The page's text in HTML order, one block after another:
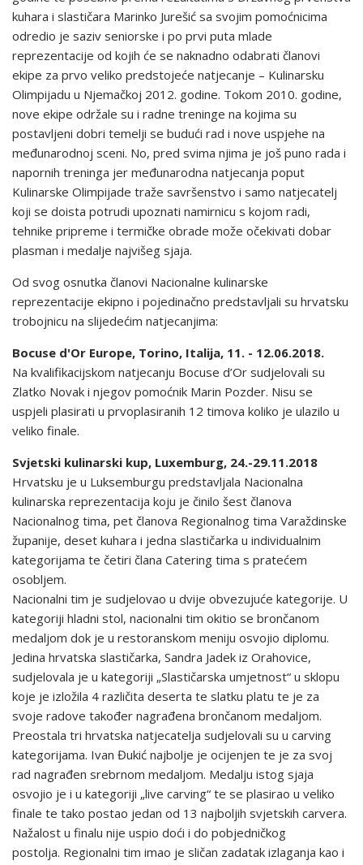
kuhara i slastičara Marinko Jurešić sa svojim pomoćnicima
odredio je saziv seniorske i po prvi puta mlade
reprezentacije od kojih će se naknadno odabrati članovi
ekipe za prvo veliko predstojeće natjecanje – Kulinarsku
Olimpijadu u Njemačkoj 2012. godine. Tokom 2010. godine,
nove ekipe održale su i radne treninge na kojima su
postavljeni dobri temelji se budući rad i nove uspjehe na
međunarodnoj sceni. No, pred svima njima je još puno rada i
napornih treninga jer međunarodna natjecanja poput
Kulinarske Olimpijade traže savršenstvo i samo natjecatelj
koji se doista potrudi upoznati namirnicu s kojom radi,
tehnike pripreme i termičke obrade može očekivati dobar
plasman i medalje najvišeg sjaja.
Od svog osnutka članovi Nacionalne kulinarske
reprezentacije ekipno i pojedinačno predstavljali su hrvatsku
trobojnicu na slijedećim natjecanjima:
Bocuse d'Or Europe, Torino, Italija, 11. - 12.06.2018.
Na kvalifikacijskom natjecanju Bocuse d’Or sudjelovali su
Zlatko Novak i njegov pomoćnik Marin Pozder. Nisu se
uspjeli plasirati u prvoplasiranih 12 timova koliko je ulazilo u
veliko finale.
Svjetski kulinarski kup, Luxemburg, 24.-29.11.2018
Hrvatsku je u Luksemburgu predstavljala Nacionalna
kulinarska reprezentacija koju je činilo šest članova
Nacionalnog tima, pet članova Regionalnog tima Varaždinske
županije, deset kuhara i jedna slastičarka u individualnim
kategorijama te četiri člana Catering tima s pratećem
osobljem.
Nacionalni tim je sudjelovao u dvije obvezujuće kategorije. U
kategoriji hladni stol, nacionalni tim okitio se brončanom
medaljom dok je u restoranskom meniju osvojio diplomu.
Jedina hrvatska slastičarka, Sandra Jadek iz Orahovice,
sudjelovala je u kategoriji „Slastičarska umjetnost“ u sklopu
koje je izložila 4 različita deserta te slatku platu te je za
svoje radove također nagrađena brončanom medaljom.
Preostala tri hrvatska natjecatelja sudjelovali su u carving
kategorijama. Ivan Đukić najbolje je ocijenjen te je za svoj
rad nagrađen srebrnom medaljom. Medalju istog sjaja
osvojio je i u kategoriji „live carving“ te se plasirao u veliko
finale te tako postao jedan od 13 najboljih svjetskih carvera.
Nažalost u finalu nije uspio doći i do pobjedničkog
postolja. Regionalni tim imao je sličan zadatak izlaganja kao i